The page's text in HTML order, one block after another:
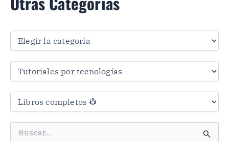
O
a
a